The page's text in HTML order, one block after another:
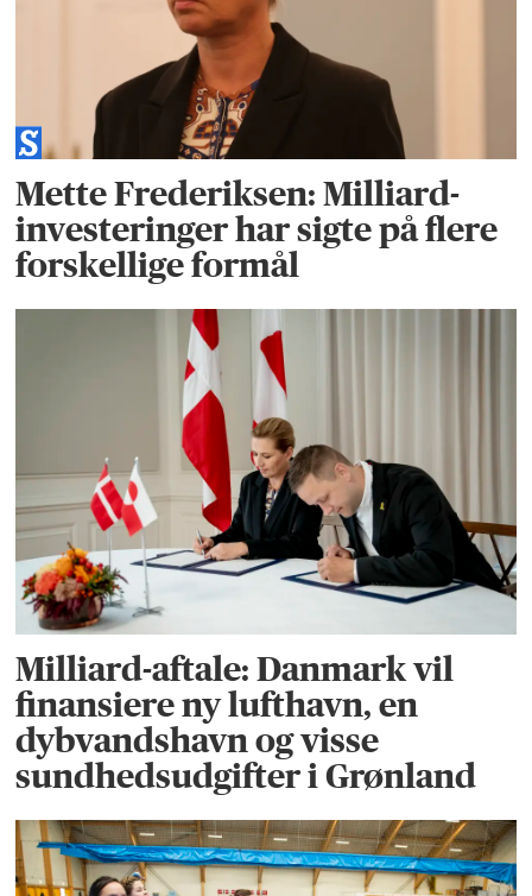
Mette Frederiksen: Milliard-
investeringer har sigte på flere
forskellige formål
Milliard-aftale: Danmark vil
finansiere ny lufthavn, en
dybvandshavn og visse
sundhedsudgifter i Grønland